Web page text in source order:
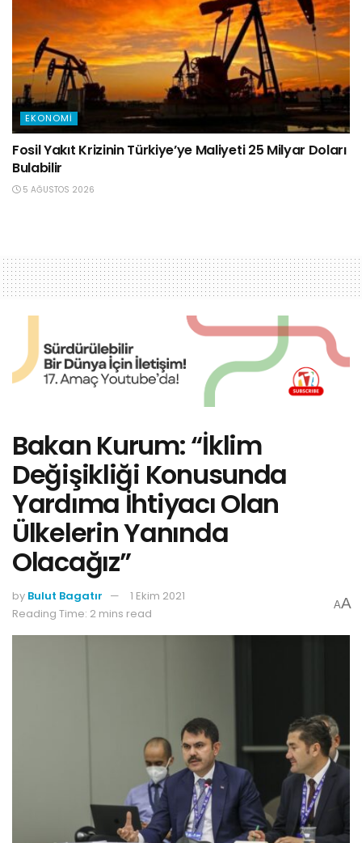
EKONOMI
Fosil Yakıt Krizinin Türkiye’ye Maliyeti 25 Milyar Doları
Bulabilir
5 AĞUSTOS 2026
Bakan Kurum: “İklim
Değişikliği Konusunda
Yardıma İhtiyacı Olan
Ülkelerin Yanında
Olacağız”
by Bulut Bagatır
1 Ekim 2021
Reading Time: 2 mins read
AA